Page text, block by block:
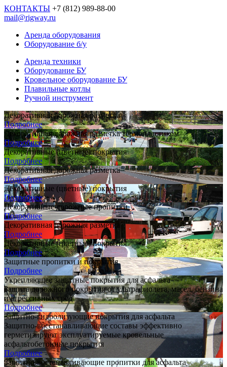
КОНТАКТЫ +7 (812) 989-88-00
mail@rigway.ru
Аренда оборудования
Оборудование б/у
Аренда техники
Оборудование БУ
Кровельное оборудование БУ
Плавильные котлы
Ручной инструмент
Декоративная дорожная разметка
Подробнее
Декоративная дорожная разметка термопластиком
Подробнее
Декоративные (цветные) покрытия
Подробнее
Декоративная дорожная разметка
Подробнее
Декоративные (цветные) покрытия
Подробнее
Декоративные дорожные пропитки
Подробнее
Декоративная дорожная разметка
Подробнее
Декоративные (цветные) покрытия
Подробнее
Защитные пропитки и покрытия
Подробнее
Укрепляющее защитные покрытия для асфальта
Защита дорожного покрытия от ультрафиолета, масел, бензина
и агрессивных сред
Подробнее
Защитно-гидролизующие покрытия для асфальта
Защитно-восстанавливающие составы эффективно
герметизируют эксплуатируемые кровельные
асфальтобетонные покрытия
Подробнее
Защитно-востанавливающие пропитки для асфальта